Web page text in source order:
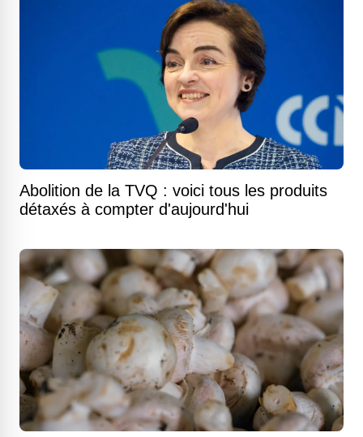
Abolition de la TVQ : voici tous les produits
détaxés à compter d'aujourd'hui